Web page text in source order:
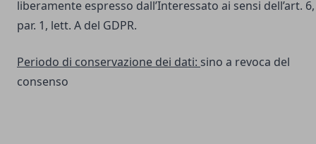
liberamente espresso dall’Interessato ai sensi dell’art. 6,
par. 1, lett. A del GDPR.
Periodo di conservazione dei dati: sino a revoca del
consenso